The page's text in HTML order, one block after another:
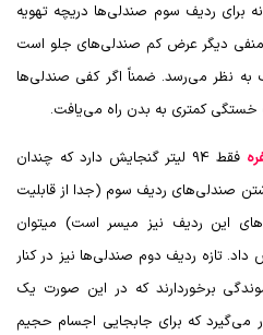
برای ردیف سوم صندلی‌ها دریچه تهویه
دیگر عرض کم صندلی‌های جلو است
به نظر می‌رسد. ضمناً اگر کفی صندلی‌ها
خستگی کمتری به بدن راه می‌یافت.
فقط 94 لیتر گنجایش دارد که چندان
صندلی‌های ردیف سوم (جدا از قابلیت
این ردیف نیز میسر است) میتوان
438 لیتر افزایش داد. تازه ردیف دوم صندلی‌ها نیز در کنار
برخوردارند که در این صورت یک
قرار می‌گیرد که برای جابجایی اجسام حجیم